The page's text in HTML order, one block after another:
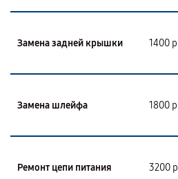
Замена задней крышки 1400 р
Замена шлейфа 1800 р
Ремонт цепи питания 3200 р